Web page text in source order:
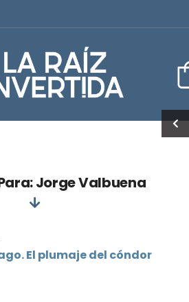
Jorge Valbuena
El plumaje del cóndor